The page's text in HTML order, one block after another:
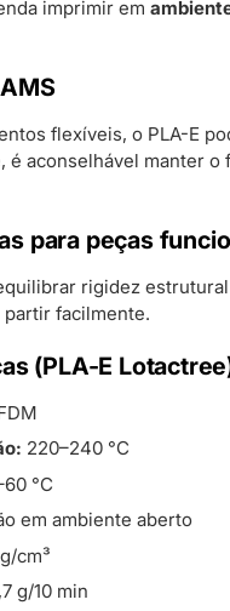
imprimir em
flexíveis, o PLA-E
é aconselhável manter
para peças
rigidez
facilmente.
(PLA-E
220–240 °C
°C
em ambiente aberto
cm³
g/10 min